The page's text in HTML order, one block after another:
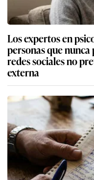
Los expertos en
personas que
redes sociales no
externa